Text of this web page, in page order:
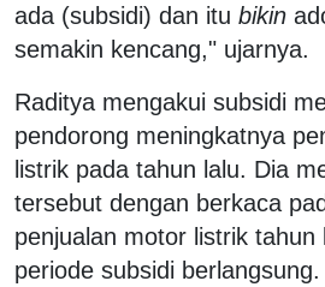
ada (subsidi) dan itu bikin
semakin kencang," ujarnya.
Raditya mengakui subsidi
pendorong meningkatnya
listrik pada tahun lalu. Dia
tersebut dengan berkaca
penjualan motor listrik tahun
periode subsidi berlangsung.